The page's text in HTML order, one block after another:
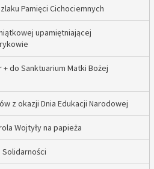
Pamięci Cichociemnych
upamiętniającej
do Sanktuarium Matki Bożej
z okazji Dnia Edukacji Narodowej
Wojtyły na papieża
Solidarności